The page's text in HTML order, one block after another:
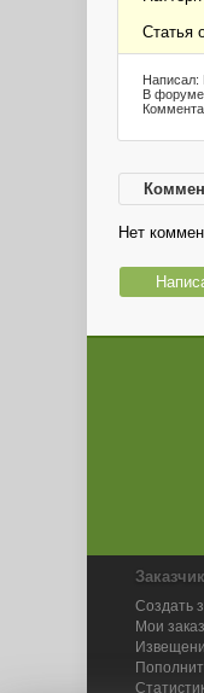
Статья
Написал:
В
Нет
Создать
Мои